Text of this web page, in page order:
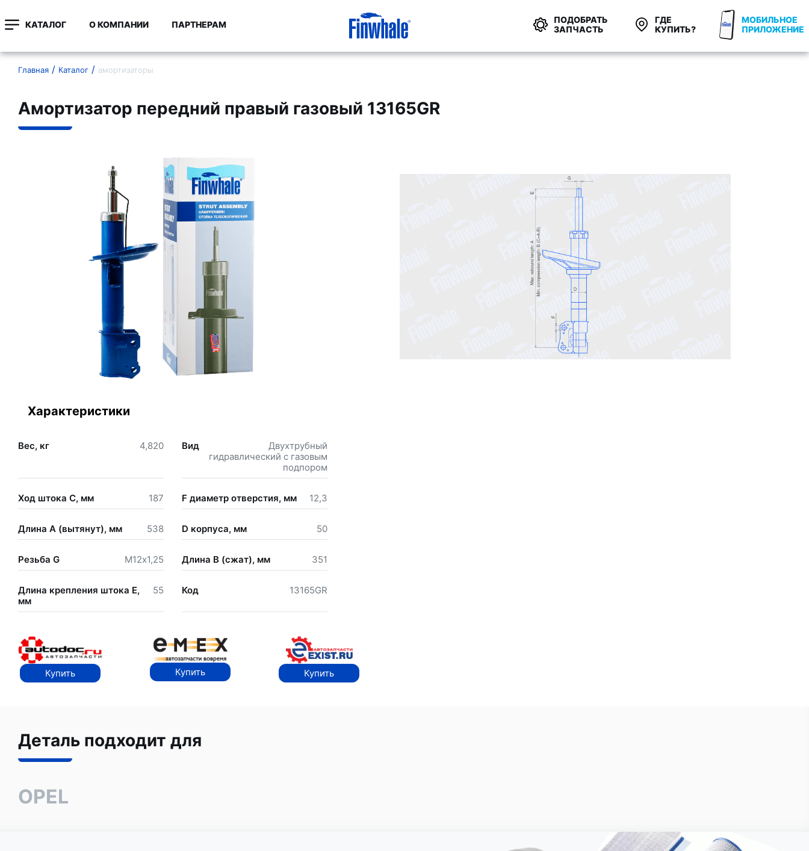
КАТАЛОГ О КОМПАНИИ ПАРТНЕРАМ
ПОДОБРАТЬ
ЗАПЧАСТЬ
ГДЕ
КУПИТЬ?
МОБИЛЬНОЕ
ПРИЛОЖЕНИЕ
Главная Каталог амортизаторы
Амортизатор передний правый газовый 13165GR
Характеристики
Вес, кг 4,820 Вид
Двухтрубный
гидравлический с газовым
подпором
Ход штока С, мм 187 F диаметр отверстия, мм 12,3
Длина А (вытянут), мм 538 D корпуса, мм 50
Резьба G М12х1,25 Длина В (сжат), мм 351
Длина крепления штока Е,
мм
55 Код 13165GR
Купить Купить Купить
Деталь подходит для
OPEL